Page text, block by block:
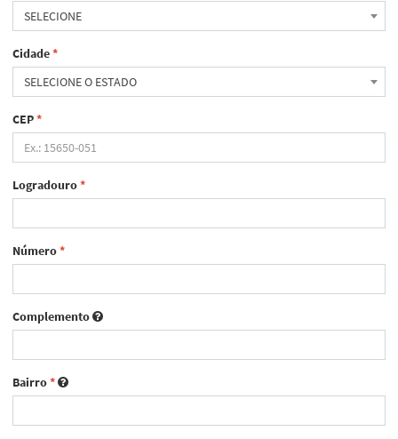
SELECIONE
Cidade*
SELECIONE O ESTADO
CEP*
Logradouro*
Número*
Complemento
Bairro*